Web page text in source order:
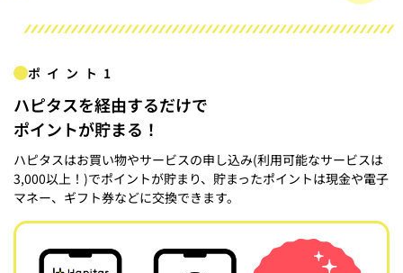
ポイント1
ハピタスを経由するだけで
ポイントが貯まる！
ハピタスはお買い物やサービスの申し込み(利用可能なサービスは
3,000以上！)でポイントが貯まり、貯まったポイントは現金や電子
マネー、ギフト券などに交換できます。